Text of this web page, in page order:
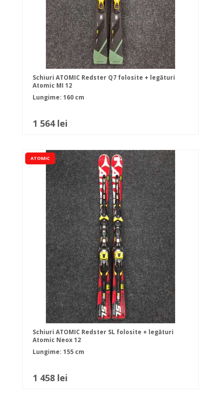
Schiuri ATOMIC Redster Q7 folosite + legături
Atomic MI 12
Lungime: 160 cm
1 564 lei
ATOMIC
Schiuri ATOMIC Redster SL folosite + legături
Atomic Neox 12
Lungime: 155 cm
1 458 lei